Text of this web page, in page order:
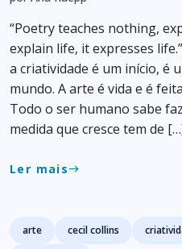
“Poetry teaches nothing,
explain life, it expresses
a criatividade é um início, é
mundo. A arte é vida e é
Todo o ser humano sabe
medida que cresce tem de
Ler maiseast
Tags
arte cecil collins